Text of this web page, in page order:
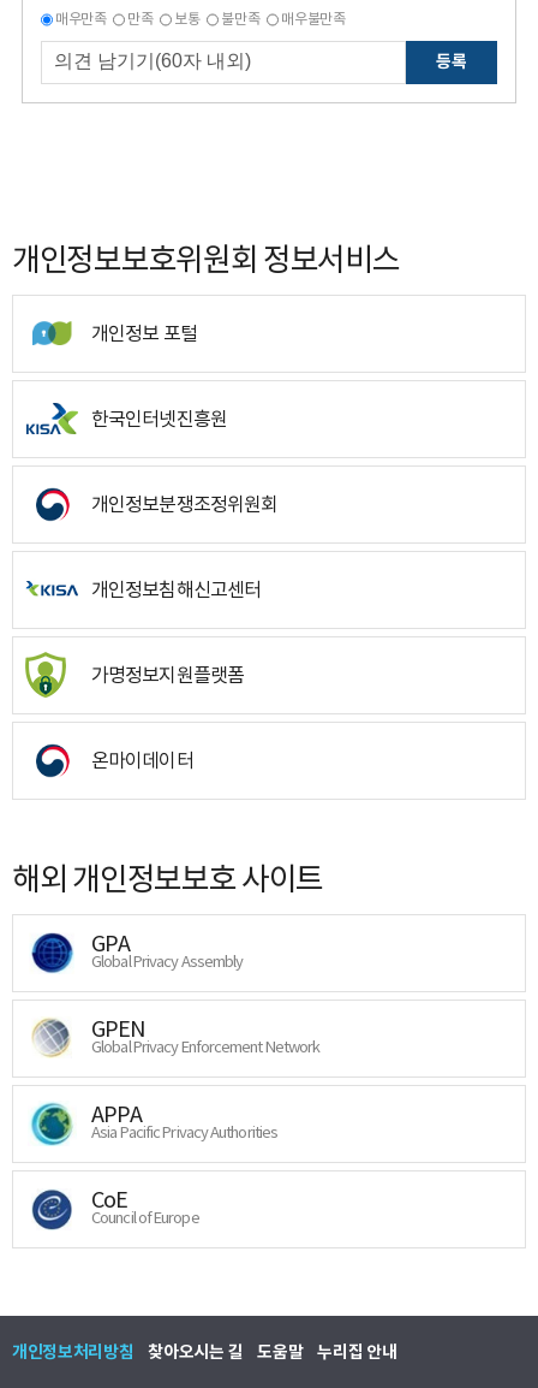
매우만족 만족 보통 불만족 매우불만족
등록
개인정보보호위원회 정보서비스
개인정보 포털
한국인터넷진흥원
개인정보분쟁조정위원회
개인정보침해신고센터
가명정보지원플랫폼
온마이데이터
해외 개인정보보호 사이트
GPA
Global Privacy Assembly
GPEN
Global Privacy Enforcement Network
APPA
Asia Pacific Privacy Authorities
CoE
Council of Europe
개인정보처리방침 찾아오시는 길 도움말 누리집 안내